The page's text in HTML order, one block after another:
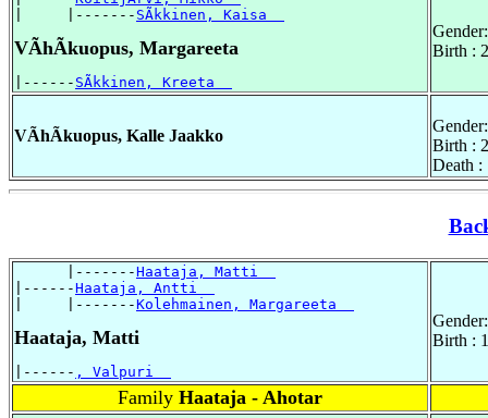
|     |------- SÃkkinen, Kaisa
VÃhÃkuopus, Margareeta
|------ SÃkkinen, Kreeta
Birth :
VÃhÃkuopus, Kalle Jaakko
Birth :
Death :
      |-------
Haataja, Matti
|------Haataja, Antti
|     |-------Kolehmainen, Margareeta
Haataja, Matti
|------ , Valpuri
Birth :
Family Haataja - Ahotar